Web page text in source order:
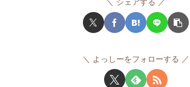
シェアする
よっしーをフォローする